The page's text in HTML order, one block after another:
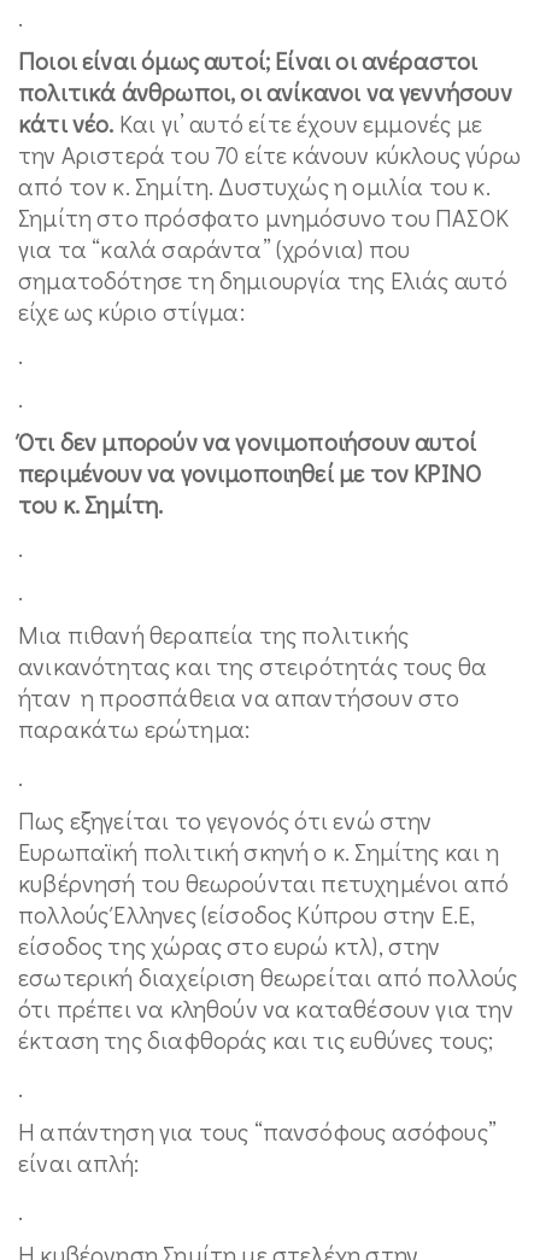
.
Ποιοι είναι όμως αυτοί; Είναι οι ανέραστοι
πολιτικά άνθρωποι, οι ανίκανοι να γεννήσουν
κάτι νέο. Και γι’ αυτό είτε έχουν εμμονές με
την Αριστερά του 70 είτε κάνουν κύκλους γύρω
από τον κ. Σημίτη. Δυστυχώς η ομιλία του κ.
Σημίτη στο πρόσφατο μνημόσυνο του ΠΑΣΟΚ
για τα “καλά σαράντα” (χρόνια) που
σηματοδότησε τη δημιουργία της Ελιάς αυτό
είχε ως κύριο στίγμα:
.
.
Ότι δεν μπορούν να γονιμοποιήσουν αυτοί
περιμένουν να γονιμοποιηθεί με τον ΚΡΙΝΟ
του κ. Σημίτη.
.
.
Μια πιθανή θεραπεία της πολιτικής
ανικανότητας και της στειρότητάς τους θα
ήταν η προσπάθεια να απαντήσουν στο
παρακάτω ερώτημα:
.
Πως εξηγείται το γεγονός ότι ενώ στην
Ευρωπαϊκή πολιτική σκηνή ο κ. Σημίτης και η
κυβέρνησή του θεωρούνται πετυχημένοι από
πολλούς Έλληνες (είσοδος Κύπρου στην Ε.Ε,
είσοδος της χώρας στο ευρώ κτλ), στην
εσωτερική διαχείριση θεωρείται από πολλούς
ότι πρέπει να κληθούν να καταθέσουν για την
έκταση της διαφθοράς και τις ευθύνες τους;
.
Η απάντηση για τους “πανσόφους ασόφους”
είναι απλή:
.